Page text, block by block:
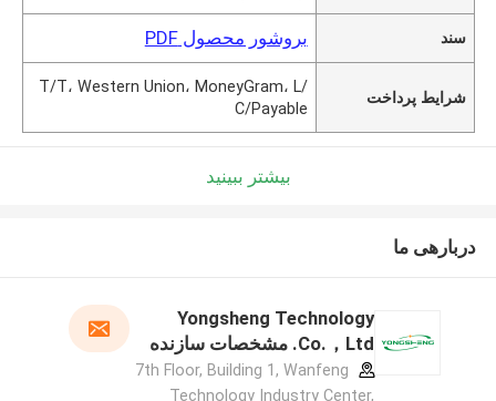
سند بروشور محصول PDF
شرایط پرداخت
T/T، Western Union، MoneyGram، L/
C/Payable
بیشتر ببینید
دربارهی ما
Yongsheng Technology
Co.，Ltd. مشخصات سازنده
7th Floor, Building 1, Wanfeng
Technology Industry Center,